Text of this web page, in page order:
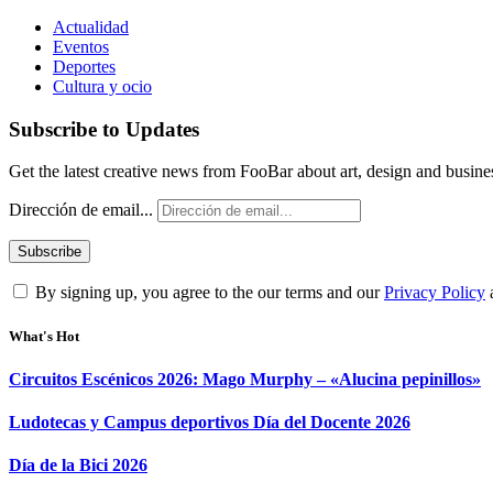
Actualidad
Eventos
Deportes
Cultura y ocio
Subscribe to Updates
Get the latest creative news from FooBar about art, design and
Dirección de email...
By signing up, you agree to the our terms and ourPrivacy Policy
What's Hot
Circuitos Escénicos 2026: Mago Murphy – «Alucina pepinillos»
Ludotecas y Campus deportivos Día del Docente 2026
Día de la Bici 2026